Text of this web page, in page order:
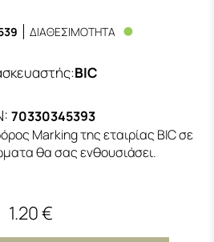
ΔΙΑΘΕΣΙΜΟΤΗΤΑ
:BIC
70330345393
Marking της εταιρίας BIC σε
θα σας ενθουσιάσει.
1.20 €